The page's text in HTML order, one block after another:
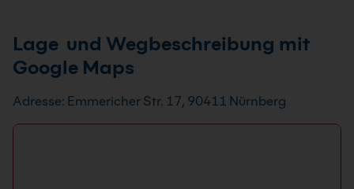
Lage und Wegbeschreibung mit
Google Maps
Adresse: Emmericher Str. 17, 90411 Nürnberg